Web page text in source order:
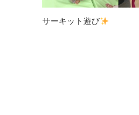
サーキット遊び